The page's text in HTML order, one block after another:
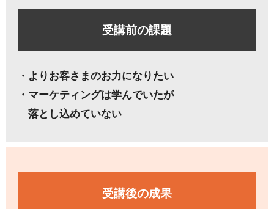
受講前の課題
・よりお客さまのお力になりたい
・マーケティングは学んでいたが
落とし込めていない
受講後の成果